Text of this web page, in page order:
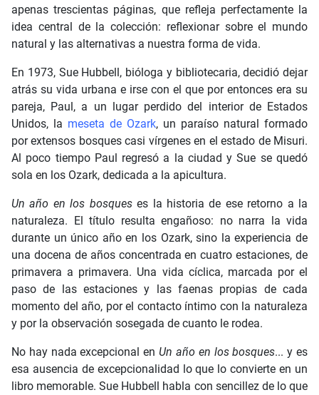
apenas trescientas páginas, que refleja perfectamente la
idea central de la colección: reflexionar sobre el mundo
natural y las alternativas a nuestra forma de vida.
En 1973, Sue Hubbell, bióloga y bibliotecaria, decidió dejar
atrás su vida urbana e irse con el que por entonces era su
pareja, Paul, a un lugar perdido del interior de Estados
Unidos, la meseta de Ozark, un paraíso natural formado
por extensos bosques casi vírgenes en el estado de Misuri.
Al poco tiempo Paul regresó a la ciudad y Sue se quedó
sola en los Ozark, dedicada a la apicultura.
Un año en los bosqueses la historia de ese retorno a la
naturaleza. El título resulta engañoso: no narra la vida
durante un único año en los Ozark, sino la experiencia de
una docena de años concentrada en cuatro estaciones, de
primavera a primavera. Una vida cíclica, marcada por el
paso de las estaciones y las faenas propias de cada
momento del año, por el contacto íntimo con la naturaleza
y por la observación sosegada de cuanto le rodea.
No hay nada excepcional en Un año en los bosques... y es
esa ausencia de excepcionalidad lo que lo convierte en un
libro memorable. Sue Hubbell habla con sencillez de lo que